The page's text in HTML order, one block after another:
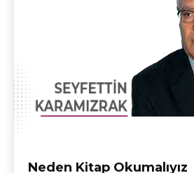
Neden Kitap Okumalıyız